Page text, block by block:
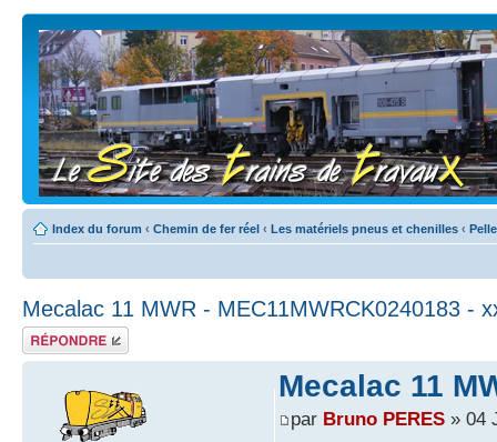
Index du forum ‹ Chemin de fer réel ‹ Les matériels pneus et chenilles ‹
Mecalac 11 MWR - MEC11MWRCK0240183 -
Répondre
Mecalac 11
par Bruno PERES» 04